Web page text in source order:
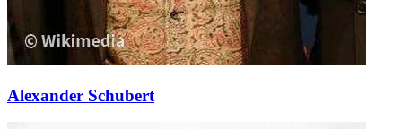
Alexander Schubert